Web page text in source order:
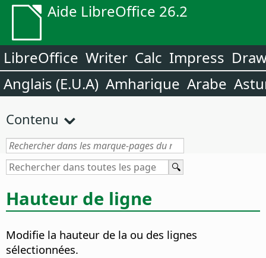
Aide LibreOffice 26.2
LibreOffice Writer Calc Impress
Anglais (E.U.A) Amharique Arabe
Contenu
Hauteur de ligne
Modifie la hauteur de la ou des lignes
sélectionnées.